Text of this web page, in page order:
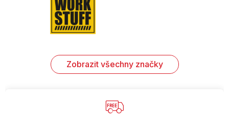
Zobrazit všechny značky